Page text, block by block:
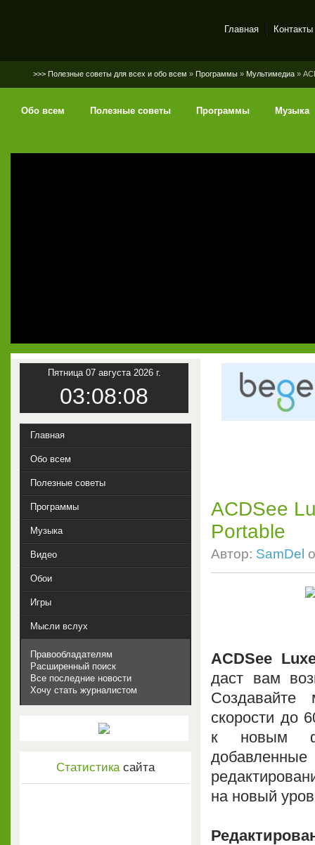
Главная Контакты
>>> Полезные советы для всех и обо всем » Программы » Мультимедиа »
Обо всем Полезные советы Программы Музыка
ACDSee
Portable
Автор: SamDel
ACDSee
даст вам
Создавайте
скорости до
к новым
на новый
Пятница 07 августа 2026 г.
03:08:09
Главная
Обо всем
Полезные советы
Программы
Музыка
Видео
Обои
Игры
Мысли вслух
Правообладателям
Расширенный поиск
Все последние новости
Хочу стать журналистом
Статистикасайта